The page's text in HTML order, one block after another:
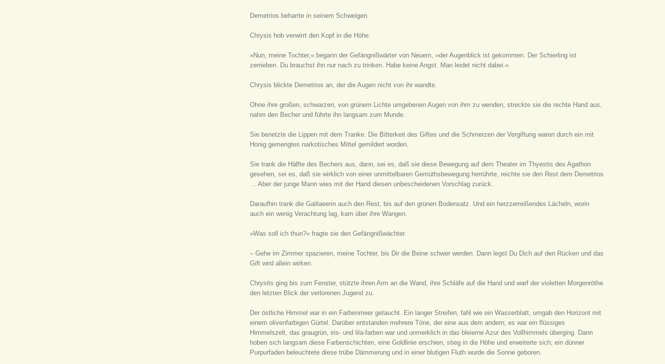
Demetrios beharrte in seinem Schweigen.
Chrysis hob verwirrt den Kopf in die Höhe.
»Nun, meine Tochter,« begann der Gefängnißwärter von Neuem, »der Augenblick ist gekommen. Der Schierling ist
zerrieben. Du brauchst ihn nur nach zu trinken. Habe keine Angst. Man leidet nicht dabei.«
Chrysis blickte Demetrios an, der die Augen nicht von ihr wandte.
Ohne ihre großen, schwarzen, von grünem Lichte umgebenen Augen von ihm zu wenden, streckte sie die rechte Hand aus,
nahm den Becher und führte ihn langsam zum Munde.
Sie benetzte die Lippen mit dem Tranke. Die Bitterkeit des Giftes und die Schmerzen der Vergiftung waren durch ein mit
Honig gemengtes narkotisches Mittel gemildert worden.
Sie trank die Hälfte des Bechers aus, dann, sei es, daß sie diese Bewegung auf dem Theater imThyestis des Agathon
gesehen, sei es, daß sie wirklich von einer unmittelbaren Gemüthsbewegung herrührte, reichte sie den Rest dem Demetrios
… Aber der junge Mann wies mit der Hand diesen unbescheidenen Vorschlag zurück.
Daraufhin trank die Galilaeerin auch den Rest, bis auf den grünen Bodensatz. Und ein herzzerreißendes Lächeln, worin
auch ein wenig Verachtung lag, kam über ihre Wangen.
»Was soll ich thun?« fragte sie den Gefängnißwächter.
– Gehe im Zimmer spazieren, meine Tochter, bis Dir die Beine schwer werden. Dann legst Du Dich auf den Rücken und das
Gift wird allein wirken.
Chrysits ging bis zum Fenster, stützte ihren Arm an die Wand, ihre Schläfe auf die Hand und warf der violetten Morgenröthe
den letzten Blick der verlorenen Jugend zu.
Der östliche Himmel war in ein Farbenmeer getaucht. Ein langer Streifen, fahl wie ein Wasserblatt, umgab den Horizont mit
einem olivenfarbigen Gürtel. Darüber entstanden mehrere Töne, der eine aus dem andern; es war ein flüssiges
Himmelszelt, das graugrün, iris- und lila-farben war und unmerklich in das bleierne Azur des Vollhimmels überging. Dann
hoben sich langsam diese Farbenschichten, eine Goldlinie erschien, stieg in die Höhe und erweiterte sich; ein dünner
Purpurfaden beleuchtete diese trübe Dämmerung und in einer blutigen Fluth wurde die Sonne geboren.